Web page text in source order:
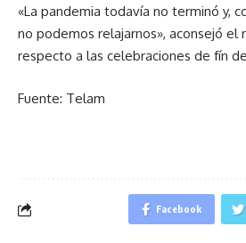
«La pandemia todavía no terminó y,
no podemos relajarnos», aconsejó el
respecto a las celebraciones de fín
Fuente: Telam
Facebook